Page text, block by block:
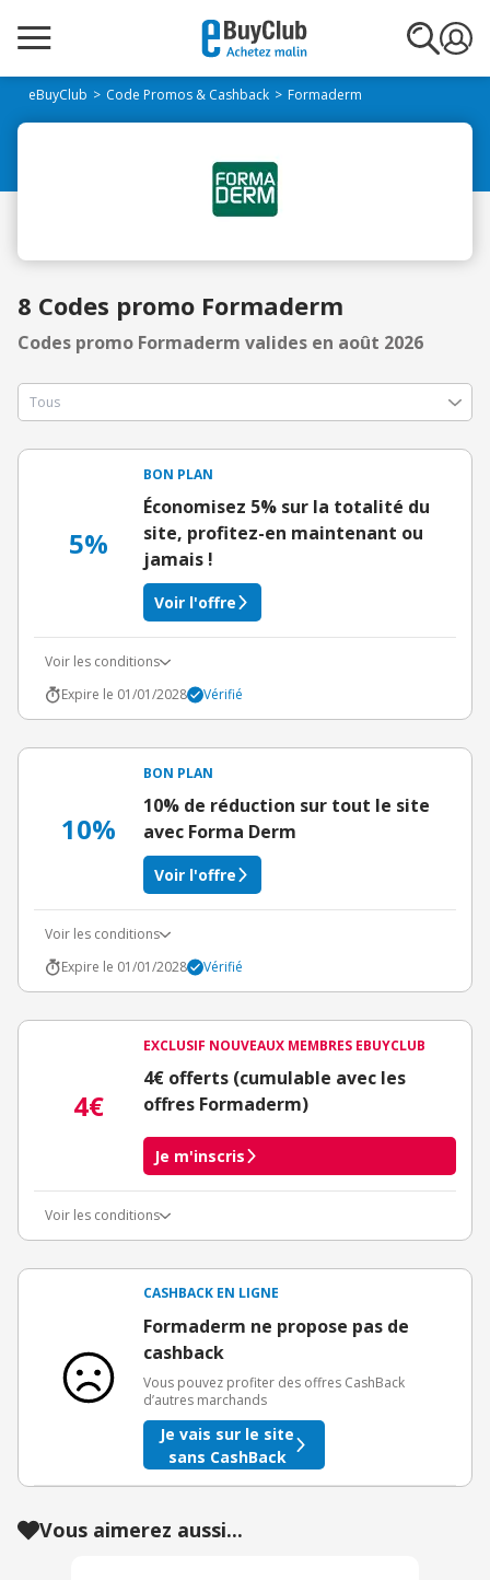
eBuyClub Code Promos & Cashback Formaderm
8 Codes promo Formaderm
Codes promo Formaderm valides en août 2026
5%
BON PLAN
Économisez 5% sur la totalité du
site, profitez-en maintenant ou
jamais !
Voir l'offre
Voir les conditions
Expire le 01/01/2028
Vérifié
10%
BON PLAN
10% de réduction sur tout le site
avec Forma Derm
Voir l'offre
Voir les conditions
Expire le 01/01/2028
Vérifié
4€
EXCLUSIF NOUVEAUX MEMBRES EBUYCLUB
4€ offerts (cumulable avec les
offres Formaderm)
Je m'inscris
Voir les conditions
3€ de bienvenue crédités immédiatement + 1€ supplémentaire
Offre réservée à une toute première inscription chez eBuyClub.
CASHBACK EN LIGNE
Formaderm ne propose pas de
cashback
Vous pouvez profiter des offres CashBack
d’autres marchands
Je vais sur le site
sans CashBack
Vous aimerez aussi...